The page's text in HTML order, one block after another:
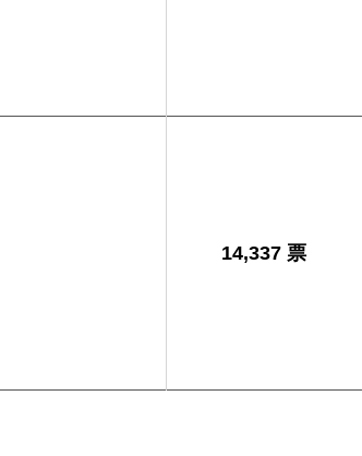
14,337 票